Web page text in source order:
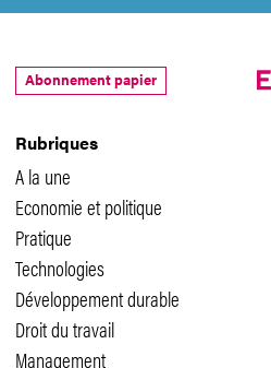
Rubriques
A la une
Economie et politique
Pratique
Technologies
Développement durable
Droit du travail
Management
Abonnement papier